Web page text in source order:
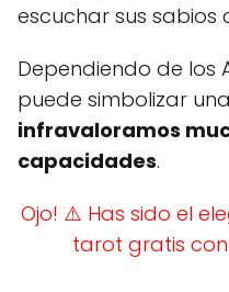
escuchar sus sabios
Dependiendo de los
puede simbolizar
infravaloramos
capacidades.
Ojo! ⚠️ Has sido el
tarot gratis con